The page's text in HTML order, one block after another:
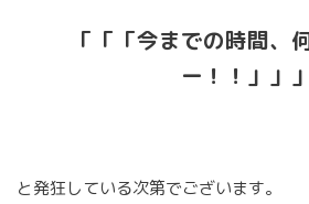
「「「今までの時間、
ー！！」」」
と発狂している次第でございます。